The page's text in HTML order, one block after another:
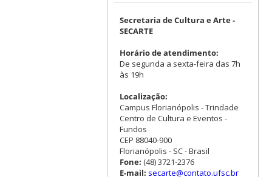
Secretaria de Cultura e Arte -
SECARTE
Horário de atendimento:
De segunda a sexta-feira das 7h
às 19h
Localização:
Campus Florianópolis - Trindade
Centro de Cultura e Eventos -
Fundos
CEP 88040-900
Florianópolis - SC - Brasil
Fone: (48) 3721-2376
E-mail: secarte@contato.ufsc.br